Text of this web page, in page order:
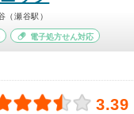
（瀬谷駅）
電子処方せん対応
3.39